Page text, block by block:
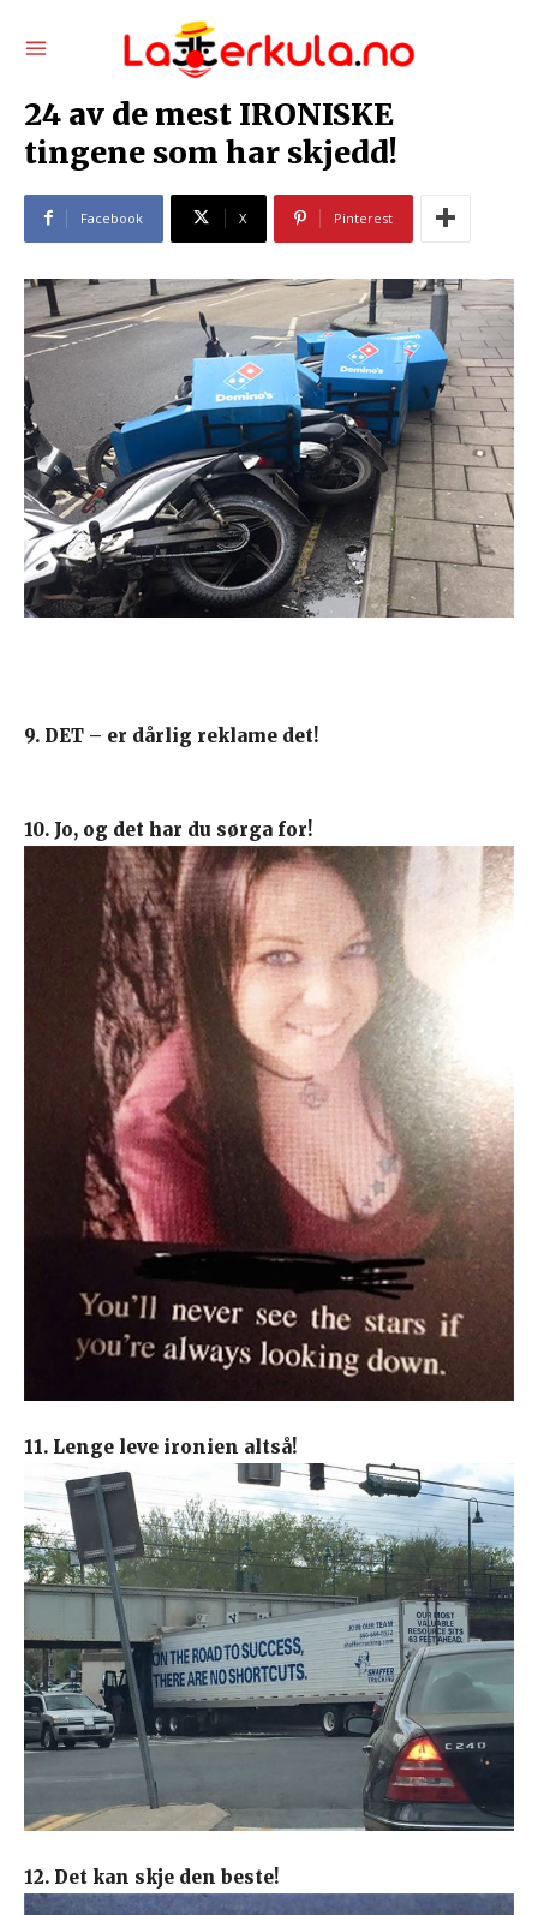
24 av de mest IRONISKE
tingene som har skjedd!
Facebook X Pinterest
9. DET – er dårlig reklame det!
10. Jo, og det har du sørga for!
11. Lenge leve ironien altså!
12. Det kan skje den beste!